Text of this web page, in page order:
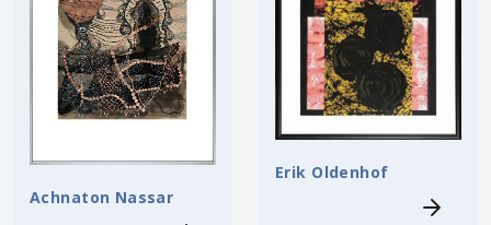
Achnaton Nassar
Erik Oldenhof